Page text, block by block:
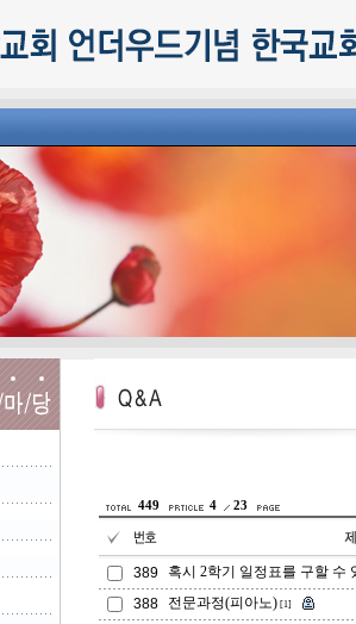
449 4 23
389
혹시 2학기 일정표를 구할 수
388
전문과정(피아노)[1]